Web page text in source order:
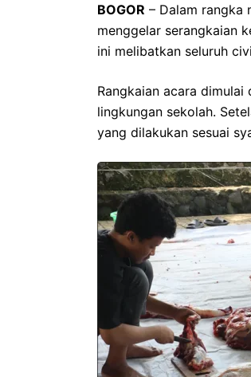
BOGOR – Dalam rangka
menggelar serangkaian
ini melibatkan seluruh
Rangkaian acara
lingkungan sekolah.
yang dilakukan sesuai